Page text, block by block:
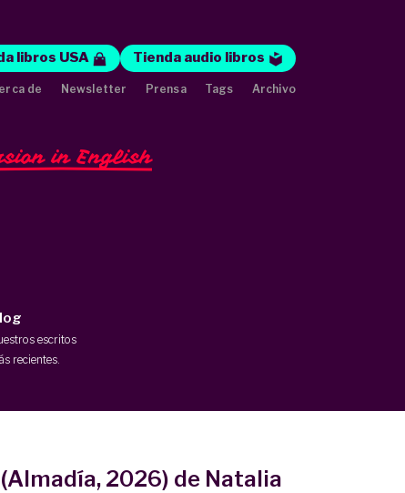
in English
escritos
recientes.
libros USA
Tienda audio libros
de Newsletter Prensa Tags Archivo
2026) de Natalia